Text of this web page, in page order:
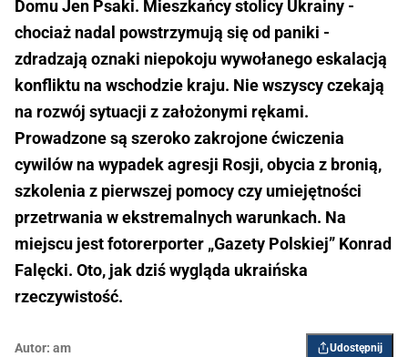
Domu Jen Psaki. Mieszkańcy stolicy Ukrainy -
chociaż nadal powstrzymują się od paniki -
zdradzają oznaki niepokoju wywołanego eskalacją
konfliktu na wschodzie kraju. Nie wszyscy czekają
na rozwój sytuacji z założonymi rękami.
Prowadzone są szeroko zakrojone ćwiczenia
cywilów na wypadek agresji Rosji, obycia z bronią,
szkolenia z pierwszej pomocy czy umiejętności
przetrwania w ekstremalnych warunkach. Na
miejscu jest fotorerporter „Gazety Polskiej” Konrad
Falęcki. Oto, jak dziś wygląda ukraińska
rzeczywistość.
Autor: am Udostępnij